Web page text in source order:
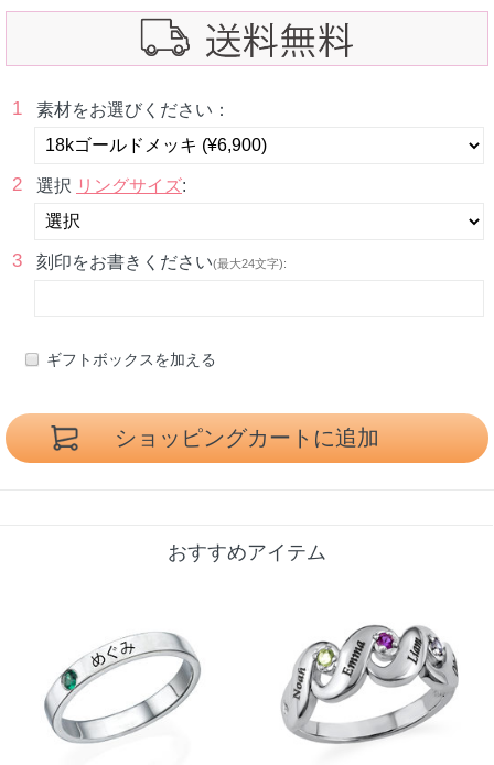
1 素材をお選びください：
2 選択 リングサイズ:
3 刻印をお書きください(最大24文字):
ギフトボックスを加える
おすすめアイテム